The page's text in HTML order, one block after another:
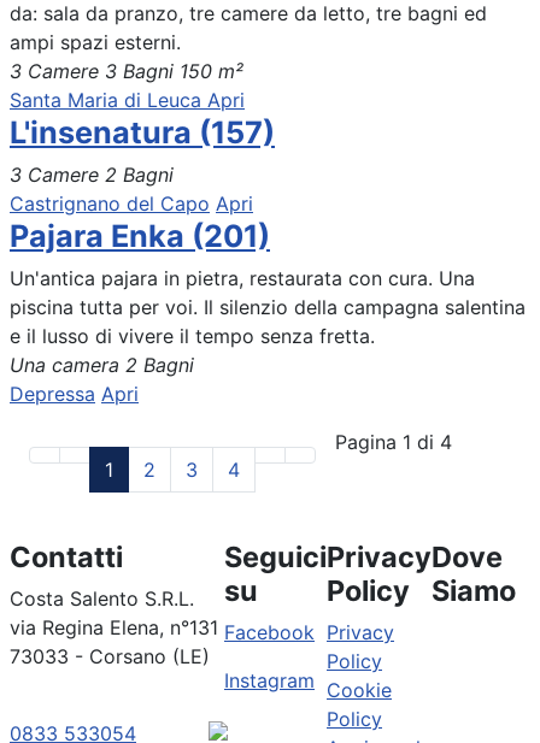
da: sala da pranzo, tre camere da letto, tre bagni ed
ampi spazi esterni.
3 Camere 3 Bagni 150 m²
Santa Maria di Leuca Apri
L'insenatura (157)
3 Camere 2 Bagni
Castrignano del Capo Apri
Pajara Enka (201)
Un'antica pajara in pietra, restaurata con cura. Una
piscina tutta per voi. Il silenzio della campagna salentina
e il lusso di vivere il tempo senza fretta.
Una camera 2 Bagni
Depressa Apri
1 2 3 4
Pagina 1 di 4
Contatti
Costa Salento S.R.L.
via Regina Elena, n°131
73033 - Corsano (LE)
0833 533054
Seguici
su
Facebook
Instagram
Privacy
Policy
Privacy
Policy
Cookie
Policy
Dove
Siamo